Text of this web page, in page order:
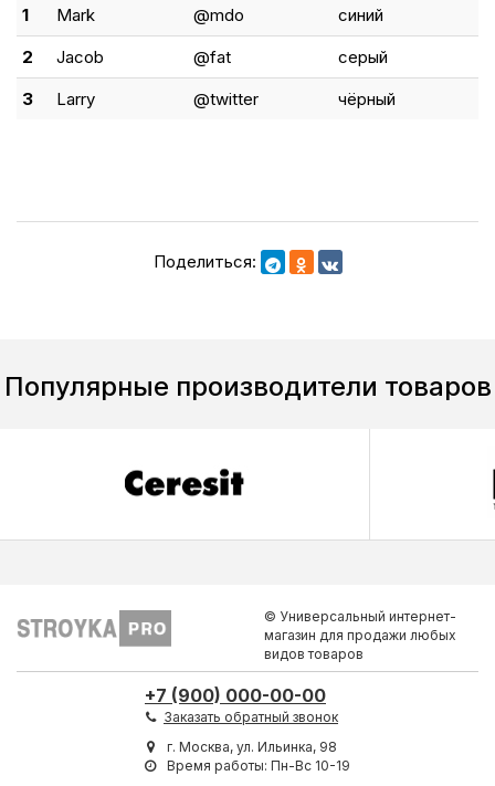
1 Mark @mdo
синий
2
Jacob @fat
серый
3
Larry @twitter чёрный
Поделиться:
Популярные производители товаров
© Универсальный интернет-
магазин для продажи любых
видов товаров
+7 (900) 000-00-00
Заказать обратный звонок
г. Москва, ул. Ильинка, 98
Время работы: Пн-Вс 10-19